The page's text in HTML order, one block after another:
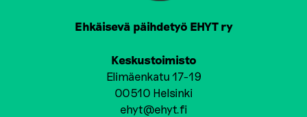
Ehkäisevä päihdetyö EHYT ry
Keskustoimisto
Elimäenkatu 17-19
00510 Helsinki
ehyt@ehyt.fi